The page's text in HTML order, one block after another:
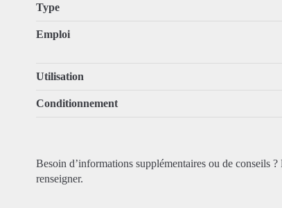
Type
Emploi
Utilisation
Conditionnement
Besoin d’informations supplémentaires ou de conseils ?
renseigner.